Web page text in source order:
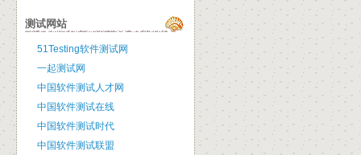
测试网站
51Testing软件测试网
一起测试网
中国软件测试人才网
中国软件测试在线
中国软件测试时代
中国软件测试联盟